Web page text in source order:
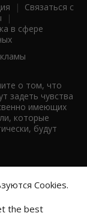
| Связаться с
|
в сфере
о том, что
задеть чувства
имеющих
которые
будут
Cookies.
the best